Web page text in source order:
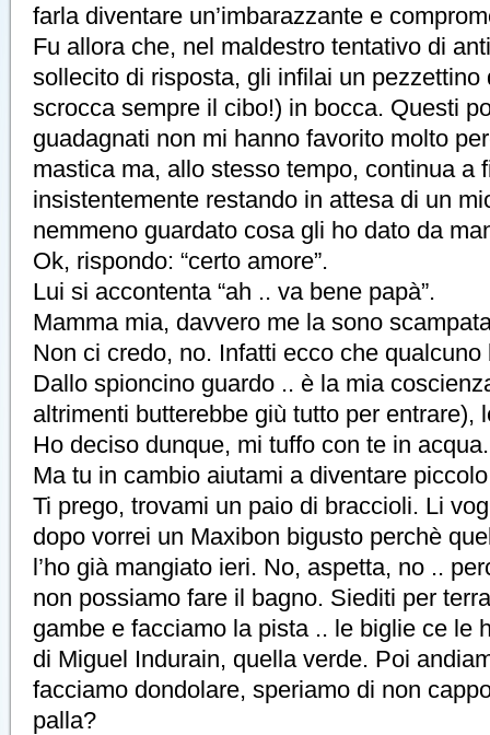
farla diventare un’imbarazzante e
Fu allora che, nel maldestro tentativo di
sollecito di risposta, gli infilai un pezzettino
scrocca sempre il cibo!) in bocca. Questi
guadagnati non mi hanno favorito molto
mastica ma, allo stesso tempo, continua a
insistentemente restando in attesa di un
nemmeno guardato cosa gli ho dato da
Ok, rispondo: “certo amore”.
Lui si accontenta “ah .. va bene papà”.
Mamma mia, davvero me la sono
Non ci credo, no. Infatti ecco che
Dallo spioncino guardo .. è la mia
altrimenti butterebbe giù tutto per entrare),
Ho deciso dunque, mi tuffo con te in acqua.
Ma tu in cambio aiutami a diventare
Ti prego, trovami un paio di braccioli. Li
dopo vorrei un Maxibon bigusto perchè
l’ho già mangiato ieri. No, aspetta, no ..
non possiamo fare il bagno. Siediti per
gambe e facciamo la pista .. le biglie ce le
di Miguel Indurain, quella verde. Poi
facciamo dondolare, speriamo di non
palla?